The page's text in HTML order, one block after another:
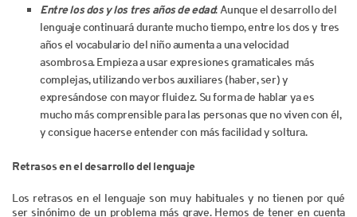
Entre los dos y los tres años de edad: Aunque el desarrollo del
lenguaje continuará durante mucho tiempo, entre los dos y tres
años el vocabulario del niño aumenta a una velocidad
asombrosa. Empieza a usar expresiones gramaticales más
complejas, utilizando verbos auxiliares (haber, ser) y
expresándose con mayor fluidez. Su forma de hablar ya es
mucho más comprensible para las personas que no viven con él,
y consigue hacerse entender con más facilidad y soltura.
Retrasos en el desarrollo del lenguaje
Los retrasos en el lenguaje son muy habituales y no tienen por qué
ser sinónimo de un problema más grave. Hemos de tener en cuenta